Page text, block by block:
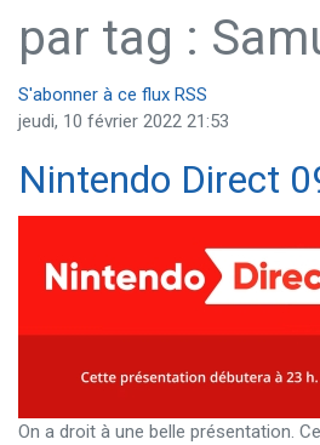
par tag :
S'abonner à ce flux RSS
jeudi, 10 février 2022 21:53
Nintendo Direct
On a droit à une belle présentation.